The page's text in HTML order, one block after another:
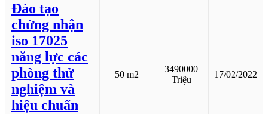
Đào tạo
chứng nhận
iso 17025
năng lực các
phòng thử
nghiệm và
hiệu chuẩn
50 m2
3490000
Triệu
17/02/2022